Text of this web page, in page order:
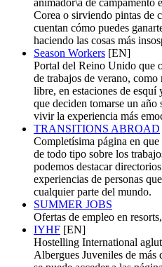
animador\a de campamento
Corea o sirviendo pintas de
cuentan cómo puedes
haciendo las cosas más
Season Workers [EN]
Portal del Reino Unido que
de trabajos de verano,
libre, en estaciones de esquí
que deciden tomarse un año
vivir la experiencia más
TRANSITIONS ABROAD
Completísima página en
de todo tipo sobre los
podemos destacar
experiencias de personas
cualquier parte del mundo.
SUMMER JOBS
Ofertas de empleo en
IYHF [EN]
Hostelling International
Albergues Juveniles de más